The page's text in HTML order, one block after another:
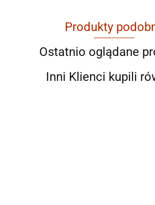
AGAM
Produkty
Ostatnio oglądane
Inni Klienci kupili